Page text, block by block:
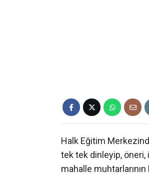
Halk Eğitim
tek tek dinleyip, öneri,
mahalle